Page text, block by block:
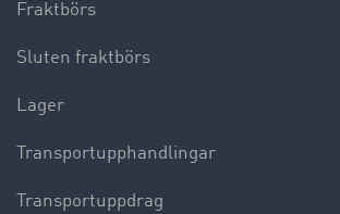
Fraktbörs
Sluten fraktbörs
Lager
Transportupphandlingar
Transportuppdrag